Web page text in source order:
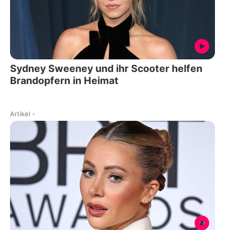
Sydney Sweeney und ihr Scooter helfen
Brandopfern in Heimat
Artikel -